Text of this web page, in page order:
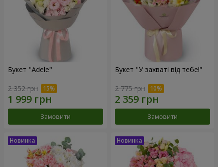
Букет "Adele"
2 352 грн
Замовити
Букет "У захваті від тебе!"
2 775 грн
Замовити